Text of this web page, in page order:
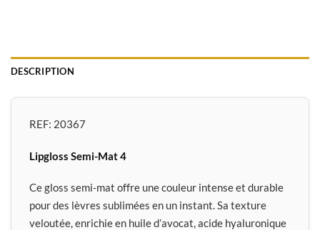
DESCRIPTION
REF: 20367
Lipgloss Semi-Mat 4
Ce gloss semi-mat offre une couleur intense et durable
pour des lèvres sublimées en un instant. Sa texture
veloutée, enrichie en huile d’avocat, acide hyaluronique